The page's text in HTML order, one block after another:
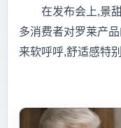
在发布会上,景
多消费者对罗莱产
来软呼呼,舒适感特